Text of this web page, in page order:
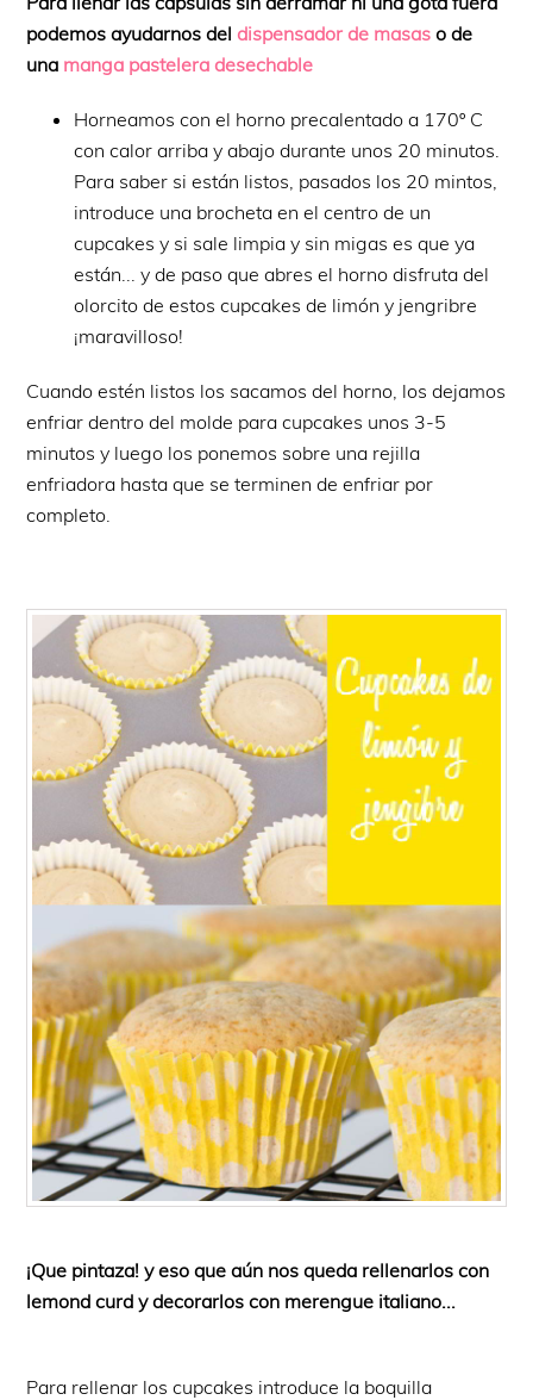
podemos ayudarnos deldispensador de masas o de
una manga pastelera desechable
Horneamos con el horno precalentado a 170º C
con calor arriba y abajo durante unos 20 minutos.
Para saber si están listos, pasados los 20 mintos,
introduce una brocheta en el centro de un
cupcakes y si sale limpia y sin migas es que ya
están... y de paso que abres el horno disfruta del
olorcito de estos cupcakes de limón y jengribre
¡maravilloso!
Cuando estén listos los sacamos del horno, los dejamos
enfriar dentro del molde para cupcakes unos 3-5
minutos y luego los ponemos sobre una rejilla
enfriadora hasta que se terminen de enfriar por
completo.
¡Que pintaza! y eso que aún nos queda rellenarlos con
lemond curd y decorarlos con merengue italiano...
Para rellenar los cupcakes introduce la boquilla